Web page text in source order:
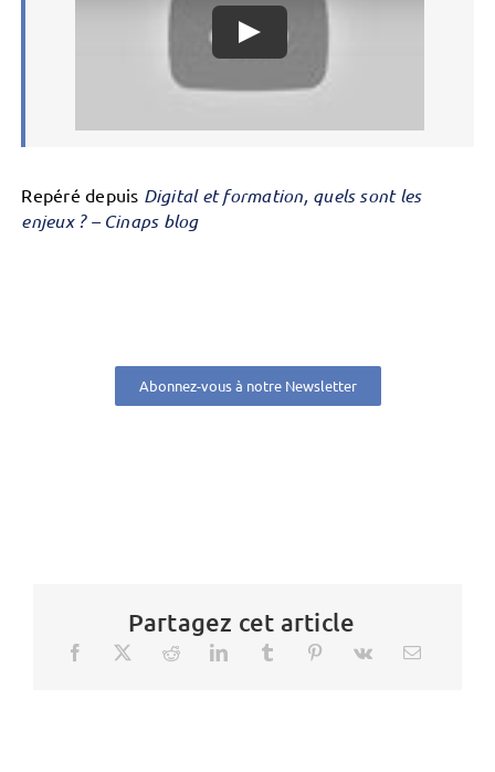
Repéré depuis Digital et formation, quels sont les
enjeux ? – Cinaps blog
Abonnez-vous à notre Newsletter
Partagez cet article